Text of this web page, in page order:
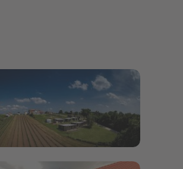
Bildergalerie öffnen